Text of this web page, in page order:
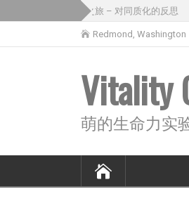
» 没意思的三国之旅 – 对同质化的反思 »
Redmond, Washington
Vitality
萌的生命力实